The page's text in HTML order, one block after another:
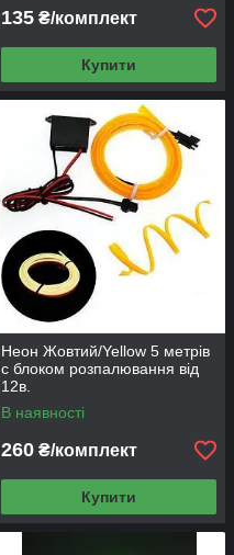
135 ₴/комплект
Купити
Неон Жовтий/Yellow 5 метрів
c блоком розпалювання від
12в.
В наявності
260 ₴/комплект
Купити